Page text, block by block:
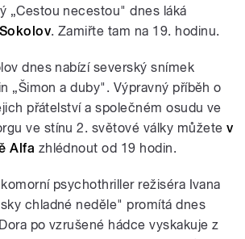
„Cestou necestou" dnes láká
. Zamiřte tam na 19. hodinu.
dnes nabízí severský snímek
„Šimon a duby". Výpravný příběh o
přátelství a společném osudu ve
ve stínu 2. světové války můžete v
Alfa zhlédnout od 19 hodin.
psychothriller režiséra Ivana
chladné neděle" promítá dnes
po vzrušené hádce vyskakuje z